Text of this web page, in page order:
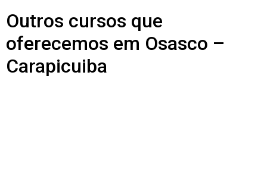
Outros cursos que
oferecemos em Osasco –
Carapicuiba